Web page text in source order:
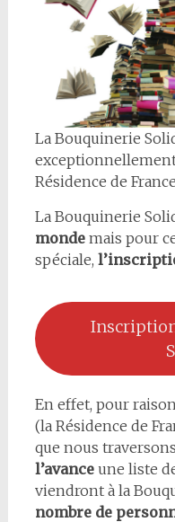
La Bouquinerie
Résidence de
La Bouquinerie
mondemais pour
spéciale,
En effet, pour
(la Résidence de
que nous
l’avanceune liste
viendront à la
nombre de